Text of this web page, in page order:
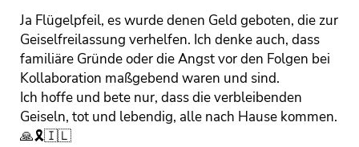
Ja Flügelpfeil, es wurde denen Geld geboten, die zur
Geiselfreilassung verhelfen. Ich denke auch, dass
familiäre Gründe oder die Angst vor den Folgen bei
Kollaboration maßgebend waren und sind.
Ich hoffe und bete nur, dass die verbleibenden
Geiseln, tot und lebendig, alle nach Hause kommen.
🙏🎗🇮🇱